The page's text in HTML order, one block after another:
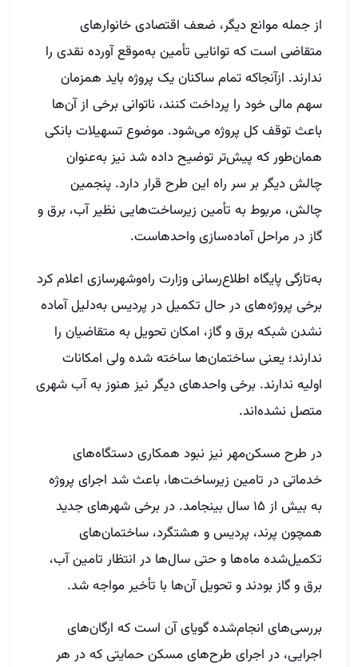
از جمله موانع دیگر، ضعف اقتصادی خانوارهای
متقاضی است که توانایی تأمین به‌موقع آورده نقدی را
ندارند. ازآنجاکه تمام ساکنان یک پروژه باید همزمان
سهم مالی خود را پرداخت کنند، ناتوانی برخی از آن‌ها
باعث توقف کل پروژه می‌شود. موضوع تسهیلات بانکی
همان‌طور که پیش‌تر توضیح داده شد نیز به‌عنوان
چالش دیگر بر سر راه این طرح قرار دارد. پنجمین
چالش، مربوط به تأمین زیرساخت‌هایی نظیر آب، برق و
گاز در مراحل آماده‌سازی واحدهاست.
به‌تازگی پایگاه اطلاع‌رسانی وزارت راه‌وشهرسازی اعلام کرد
برخی پروژه‌های در حال تکمیل در پردیس به‌دلیل آماده
نشدن شبکه برق و گاز، امکان تحویل به متقاضیان را
ندارند؛ یعنی ساختمان‌ها ساخته شده ولی امکانات
اولیه ندارند. برخی واحدهای دیگر نیز هنوز به آب شهری
متصل نشده‌اند.
در طرح مسکن‌مهر نیز نبود همکاری دستگاه‌های
خدماتی در تامین زیرساخت‌ها، باعث شد اجرای پروژه
به بیش از ۱۵ سال بینجامد. در برخی شهرهای جدید
همچون پرند، پردیس و هشتگرد، ساختمان‌های
تکمیل‌شده ماه‌ها و حتی سال‌ها در انتظار تامین آب،
برق و گاز بودند و تحویل آن‌ها با تأخیر مواجه شد.
بررسی‌های انجام‌شده گویای آن است که ارگان‌های
اجرایی، در اجرای طرح‌های مسکن حمایتی که در هر